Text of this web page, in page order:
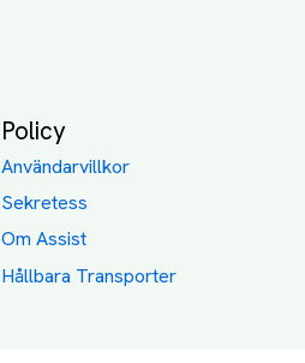
Policy
Användarvillkor
Sekretess
Om Assist
Hållbara Transporter